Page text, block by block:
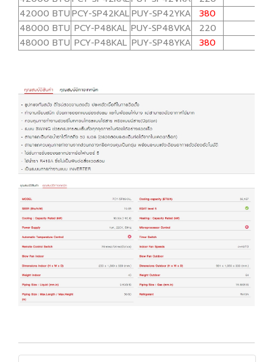
42000 BTUPCY-SP42KALPUY-SP42YKA 380
48000 BTU PCY-P48KAL PUY-SP48VKA 220
48000 BTU PCY-P48KAL PUY-SP48YKA 380